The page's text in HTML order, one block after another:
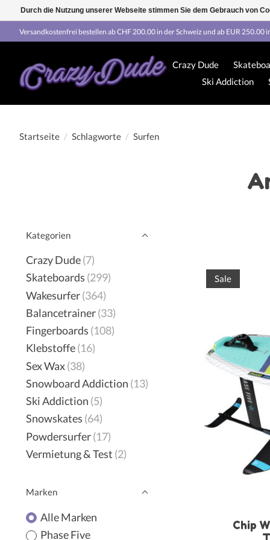
Versandkostenfrei bestellen ab CHF 200.00 in der Schweiz und ab EUR 250.00
Crazy Dude
Ski Addiction
Startseite / Schlagworte / Surfen
Kategorien
Crazy Dude(7)
Skateboards (299)
Wakesurfer(364)
Balancetrainer(33)
Fingerboards (108)
Klebstoffe(16)
Sex Wax(38)
Snowboard Addiction (13)
Ski Addiction (5)
Snowskates (64)
Powdersurfer(17)
Vermietung & Test (2)
Marken
Alle Marken
Phase Five
Sale
Chip
Durch die Nutzung unserer Webseite stimmen Sie dem Gebrauch von